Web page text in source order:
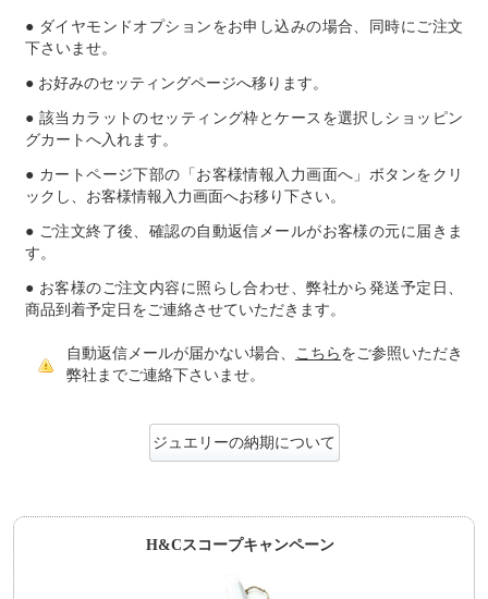
● ダイヤモンドオプションをお申し込みの場合、同時にご注文
下さいませ。
● お好みのセッティングページへ移ります。
● 該当カラットのセッティング枠とケースを選択しショッピン
グカートへ入れます。
● カートページ下部の「お客様情報入力画面へ」ボタンをクリ
ックし、お客様情報入力画面へお移り下さい。
● ご注文終了後、確認の自動返信メールがお客様の元に届きま
す。
● お客様のご注文内容に照らし合わせ、弊社から発送予定日、
商品到着予定日をご連絡させていただきます。
自動返信メールが届かない場合、 こちら をご参照いただき
弊社までご連絡下さいませ。
ジュエリーの納期について
H&Cスコープキャンペーン